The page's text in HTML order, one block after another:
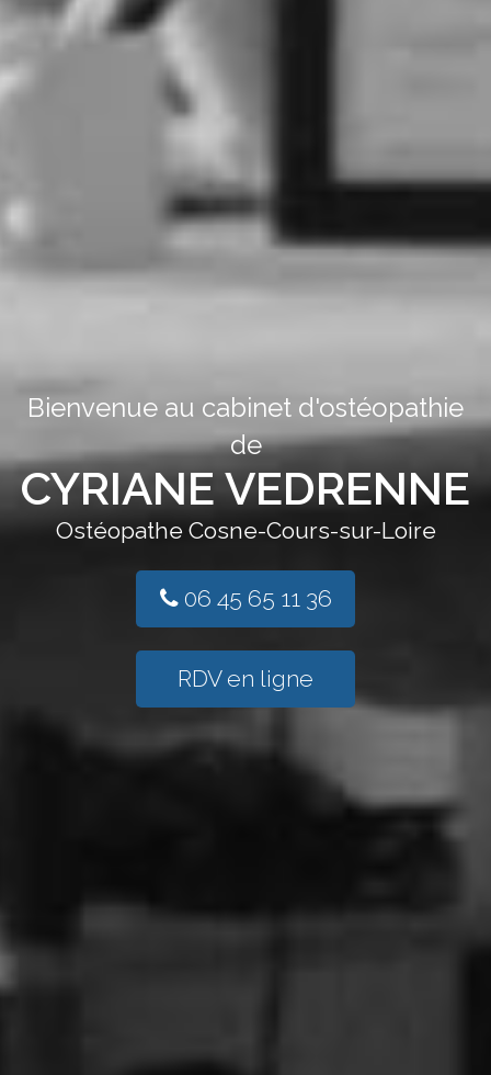
Bienvenue au cabinet d'ostéopathie
de
CYRIANE VEDRENNE
Ostéopathe Cosne-Cours-sur-Loire
06 45 65 11 36
RDV en ligne